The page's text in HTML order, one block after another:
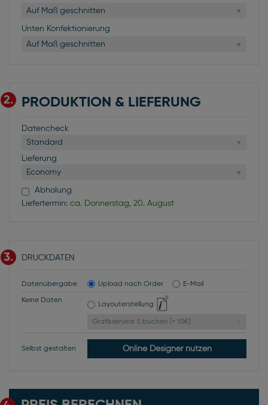
Auf Maß geschnitten
Unten Konfektionierung
Auf Maß geschnitten
2. PRODUKTION & LIEFERUNG
Datencheck
Standard
Lieferung
Economy
Abholung
Liefertermin: ca. Donnerstag, 20. August
3. DRUCKDATEN
Datenübergabe Upload nach Order E-Mail
Keine Daten
Layouterstellung
Grafikservice S buchen [+ 55€]
Selbst gestalten Online Designer nutzen